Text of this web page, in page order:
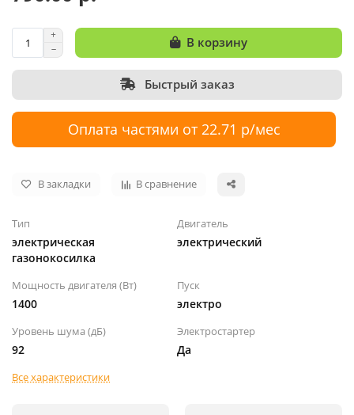
В корзину
Быстрый заказ
Оплата частями от 22.71 р/мес
В закладки В сравнение
Тип
электрическая
газонокосилка
Двигатель
электрический
Мощность двигателя (Вт)
1400
Пуск
электро
Уровень шума (дБ)
92
Электростартер
Да
Все характеристики